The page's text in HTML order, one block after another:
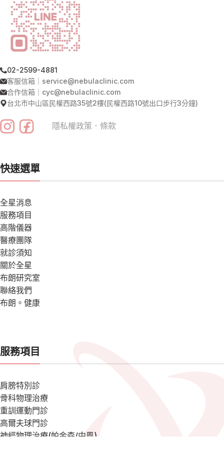
02-2599-4881
客服信箱｜service@nebulaclinic.com
合作信箱｜cyc@nebulaclinic.com
台北市中山區民權西路35號2樓(民權西路10號出口步行3分鐘)
隱私權政策 ． 條款
快速選單
全星消息
服務項目
高階儀器
醫療團隊
就診須知
關於全星
布朗研究室
聯絡我們
布朗。健康
服務項目
肩膀特別診
骨科物理治療
重訓運動門診
高爾夫球門診
神經物理治療(帕金森/中風)